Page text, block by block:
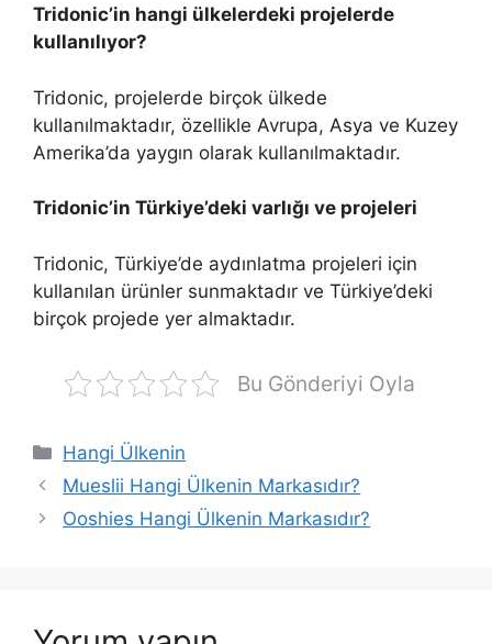
Tridonic’in hangi ülkelerdeki projelerde
kullanılıyor?
Tridonic, projelerde birçok ülkede
kullanılmaktadır, özellikle Avrupa, Asya ve Kuzey
Amerika’da yaygın olarak kullanılmaktadır.
Tridonic’in Türkiye’deki varlığı ve projeleri
Tridonic, Türkiye’de aydınlatma projeleri için
kullanılan ürünler sunmaktadır ve Türkiye’deki
birçok projede yer almaktadır.
Bu Gönderiyi Oyla
Kategoriler
Hangi Ülkenin
Mueslii Hangi Ülkenin Markasıdır?
Ooshies Hangi Ülkenin Markasıdır?